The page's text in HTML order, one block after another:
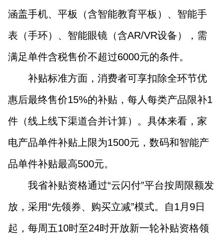
涵盖手机、平板（含智能教育平板）、智能手
表（手环）、智能眼镜（含AR/VR设备），需
满足单件含税售价不超过6000元的条件。
补贴标准方面，消费者可享扣除全环节优
惠后最终售价15%的补贴，每人每类产品限补1
件（线上线下渠道合并计算）。具体来看，家
电产品单件补贴上限为1500元，数码和智能产
品单件补贴最高500元。
我省补贴资格通过“云闪付”平台按周限额发
放，采用“先领券、购买立减”模式。自1月9日
起，每周五10时至24时开放新一轮补贴资格领